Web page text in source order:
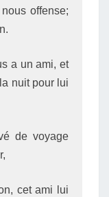
offense;
a un ami, et
nuit pour lui
de voyage
cet ami lui